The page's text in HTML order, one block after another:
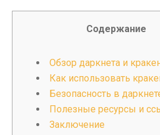
Содержание
Обзор даркнета и
Как использовать
Безопасность в
Полезные ресурсы и
Заключение